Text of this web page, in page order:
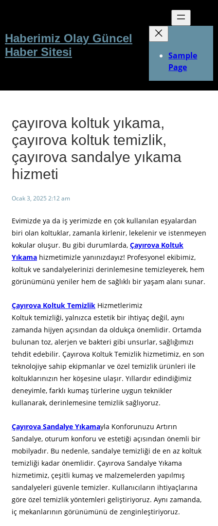
Haberimiz Olay Güncel
Haber Sitesi
Sample
Page
çayırova koltuk yıkama,
çayırova koltuk temizlik,
çayırova sandalye yıkama
hizmeti
Ocak 3, 2025 2:12 am
Evimizde ya da iş yerimizde en çok kullanılan eşyalardan
biri olan koltuklar, zamanla kirlenir, lekelenir ve istenmeyen
kokular oluşur. Bu gibi durumlarda, Çayırova Koltuk
Yıkama hizmetimizle yanınızdayız! Profesyonel ekibimiz,
koltuk ve sandalyelerinizi derinlemesine temizleyerek, hem
görünümünü yeniler hem de sağlıklı bir yaşam alanı sunar.
Çayırova Koltuk Temizlik Hizmetlerimiz
Koltuk temizliği, yalnızca estetik bir ihtiyaç değil, aynı
zamanda hijyen açısından da oldukça önemlidir. Ortamda
bulunan toz, alerjen ve bakteri gibi unsurlar, sağlığımızı
tehdit edebilir. Çayırova Koltuk Temizlik hizmetimiz, en son
teknolojiye sahip ekipmanlar ve özel temizlik ürünleri ile
koltuklarınızın her köşesine ulaşır. Yıllardır edindiğimiz
deneyimle, farklı kumaş türlerine uygun teknikler
kullanarak, derinlemesine temizlik sağlıyoruz.
Çayırova Sandalye Yıkamayla Konforunuzu Artırın
Sandalye, oturum konforu ve estetiği açısından önemli bir
mobilyadır. Bu nedenle, sandalye temizliği de en az koltuk
temizliği kadar önemlidir. Çayırova Sandalye Yıkama
hizmetimiz, çeşitli kumaş ve malzemelerden yapılmış
sandalyeleri güvenle temizler. Kullanıcıların ihtiyaçlarına
göre özel temizlik yöntemleri geliştiriyoruz. Aynı zamanda,
iç mekanlarının görünümünü de zenginleştiriyoruz.